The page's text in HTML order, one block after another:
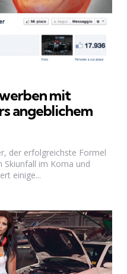
mit
angeblichem
der erfolgreichste Formel
Skiunfall im Koma und
einige...